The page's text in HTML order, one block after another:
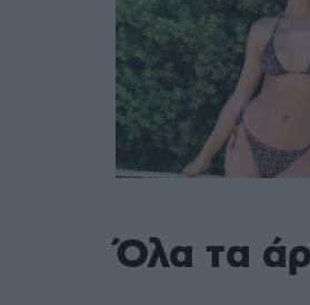
Όλα τα